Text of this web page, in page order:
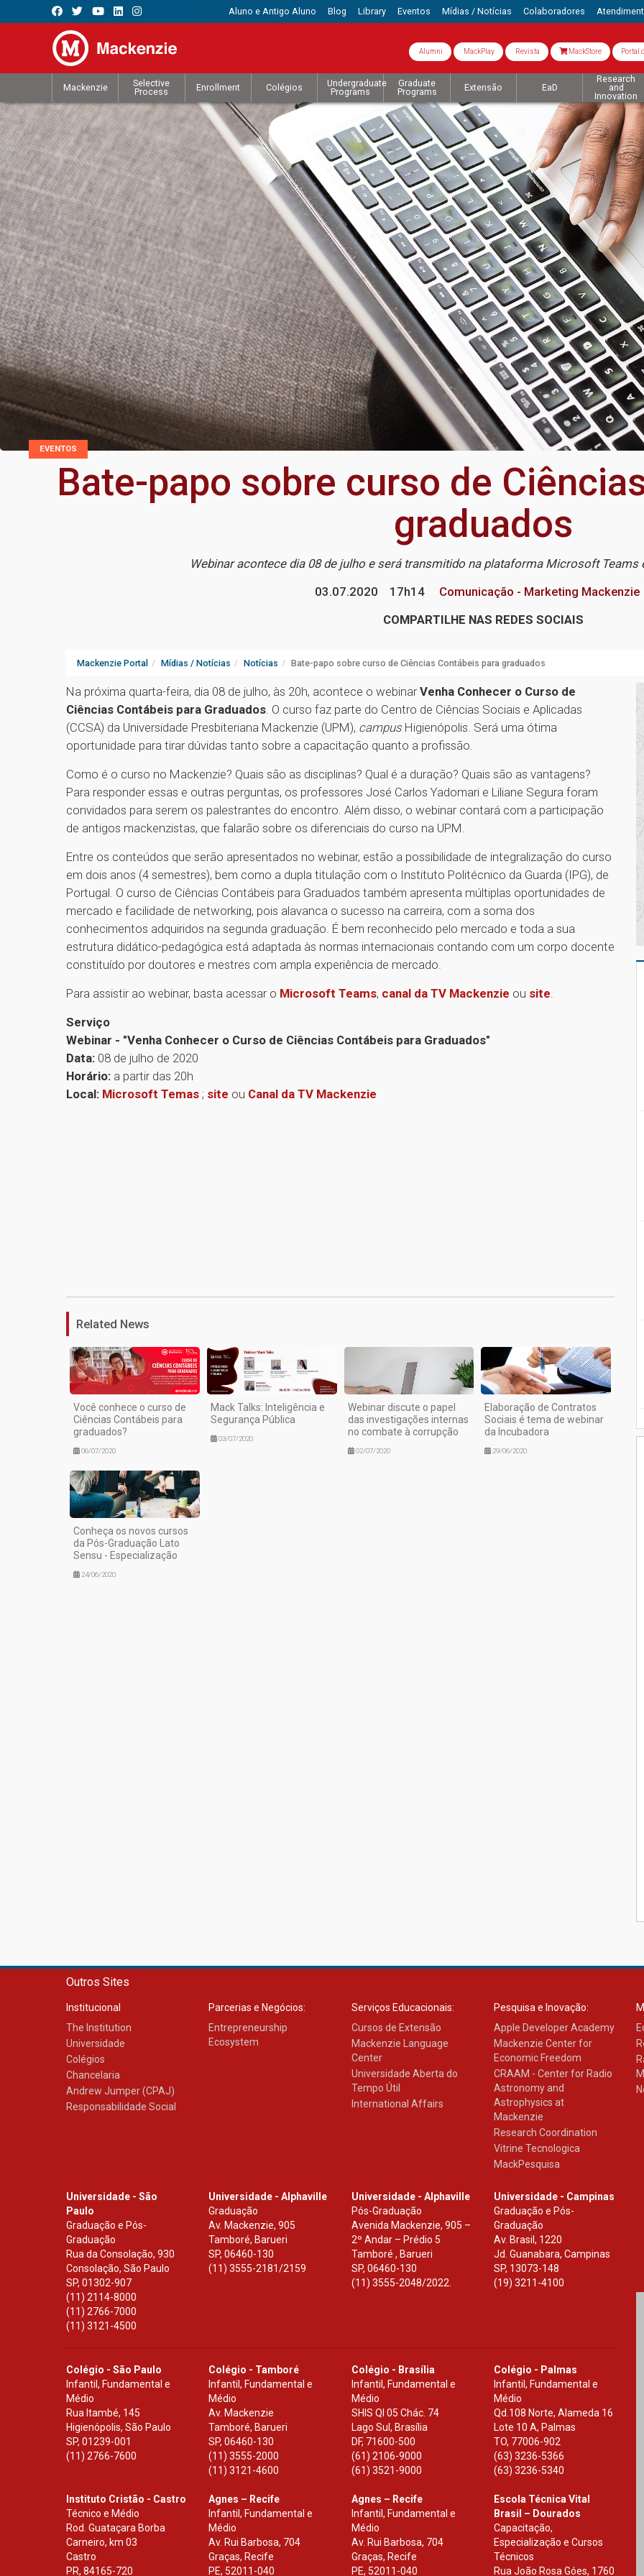
Aluno e Antigo Aluno Blog Library Eventos Mídias / Notícias Colaboradores
Alumni MackPlay Revista MackStore Portal
Mackenzie
Selective
Process
Enrollment Colégios
Undergraduate
Programs
Graduate
Programs
Extensão EaD
Research
and
Innovation
EVENTOS
Bate-papo sobre curso de
graduados
Webinar acontece dia 08 de julho e será transmitido na plataforma Microsoft Teams
03.07.2020
17h14
Comunicação - Marketing Mackenzie
COMPARTILHE NAS REDES SOCIAIS
Mackenzie Portal Mídias / Notícias Notícias Bate-papo sobre curso de Ciências Contábeis para graduados
Na próxima quarta-feira, dia 08 de julho, às 20h, acontece o webinar Venha Conhecer o Curso de
Ciências Contábeis para Graduados. O curso faz parte do Centro de Ciências Sociais e Aplicadas
(CCSA) da Universidade Presbiteriana Mackenzie (UPM), campus Higienópolis. Será uma ótima
oportunidade para tirar dúvidas tanto sobre a capacitação quanto a profissão.
Como é o curso no Mackenzie? Quais são as disciplinas? Qual é a duração? Quais são as vantagens?
Para responder essas e outras perguntas, os professores José Carlos Yadomari e Liliane Segura foram
convidados para serem os palestrantes do encontro. Além disso, o webinar contará com a participação
de antigos mackenzistas, que falarão sobre os diferenciais do curso na UPM.
Entre os conteúdos que serão apresentados no webinar, estão a possibilidade de integralização do curso
em dois anos (4 semestres), bem como a dupla titulação com o Instituto Politécnico da Guarda (IPG), de
Portugal. O curso de Ciências Contábeis para Graduados também apresenta múltiplas oportunidades de
mercado e facilidade de networking, pois alavanca o sucesso na carreira, com a soma dos
conhecimentos adquiridos na segunda graduação. É bem reconhecido pelo mercado e toda a sua
estrutura didático-pedagógica está adaptada às normas internacionais contando com um corpo docente
constituído por doutores e mestres com ampla experiência de mercado.
Para assistir ao webinar, basta acessar o Microsoft Teams, canal da TV Mackenzie ou site.
Serviço
Webinar - "Venha Conhecer o Curso de Ciências Contábeis para Graduados"
Data: 08 de julho de 2020
Horário: a partir das 20h
Local: Microsoft Temas ; site ou Canal da TV Mackenzie
Related News
Você conhece o curso de
Ciências Contábeis para
graduados?
06/07/2020
Mack Talks: Inteligência e
Segurança Pública
03/07/2020
Webinar discute o papel
das investigações internas
no combate à corrupção
02/07/2020
Elaboração de Contratos
Sociais é tema de webinar
da Incubadora
29/06/2020
Conheça os novos cursos
da Pós-Graduação Lato
Sensu - Especialização
24/06/2020
Outros Sites
Institucional
The Institution
Universidade
Colégios
Chancelaria
Andrew Jumper (CPAJ)
Responsabilidade Social
Parcerias e Negócios:
Entrepreneurship
Ecosystem
Serviços Educacionais:
Cursos de Extensão
Mackenzie Language
Center
Universidade Aberta do
Tempo Útil
International Affairs
Pesquisa e Inovação:
Apple Developer Academy
Mackenzie Center for
Economic Freedom
CRAAM - Center for Radio
Astronomy and
Astrophysics at
Mackenzie
Research Coordination
Vitrine Tecnologica
MackPesquisa
Universidade - São
Paulo
Graduação e Pós-
Graduação
Rua da Consolação, 930
Consolação, São Paulo
SP, 01302-907
(11) 2114-8000
(11) 2766-7000
(11) 3121-4500
Universidade - Alphaville
Graduação
Av. Mackenzie, 905
Tamboré, Barueri
SP,06460-130
(11) 3555-2181/2159
Universidade - Alphaville
Pós-Graduação
Avenida Mackenzie, 905 –
2º Andar – Prédio 5
Tamboré , Barueri
SP, 06460-130
(11) 3555-2048/2022.
Universidade - Campinas
Graduação e Pós-
Graduação
Av. Brasil, 1220
Jd. Guanabara, Campinas
SP, 13073-148
(19) 3211-4100
Colégio - São Paulo
Infantil, Fundamental e
Médio
Rua Itambé, 145
Higienópolis, São Paulo
SP, 01239-001
(11) 2766-7600
Colégio - Tamboré
Infantil, Fundamental e
Médio
Av. Mackenzie
Tamboré, Barueri
SP,06460-130
(11) 3555-2000
(11) 3121-4600
Colégio - Brasília
Infantil, Fundamental e
Médio
SHIS Ql 05 Chác. 74
Lago Sul, Brasília
DF, 71600-500
(61) 2106-9000
(61) 3521-9000
Colégio - Palmas
Infantil, Fundamental e
Médio
Qd.108 Norte, Alameda 16
Lote 10 A, Palmas
TO, 77006-902
(63) 3236-5366
(63) 3236-5340
Instituto Cristão - Castro
Técnico e Médio
Rod. Guataçara Borba
Carneiro, km 03
Castro
PR, 84165-720
Agnes – Recife
Infantil, Fundamental e
Médio
Av. Rui Barbosa, 704
Graças, Recife
PE, 52011-040
Agnes – Recife
Infantil, Fundamental e
Médio
Av. Rui Barbosa, 704
Graças, Recife
PE, 52011-040
Escola Técnica Vital
Brasil – Dourados
Capacitação,
Especialização e Cursos
Técnicos
Rua João Rosa Góes, 1760